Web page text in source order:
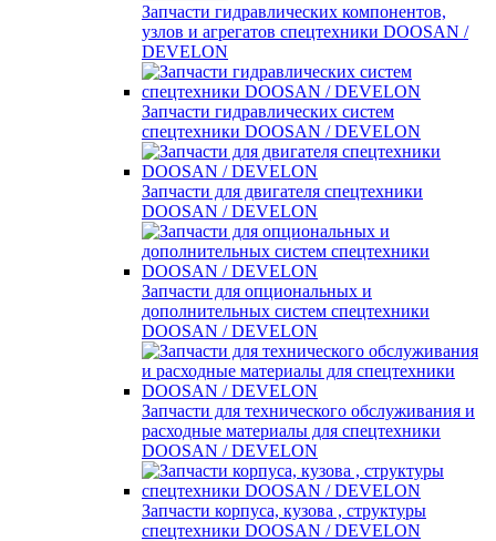
Запчасти гидравлических компонентов,
узлов и агрегатов спецтехники DOOSAN /
DEVELON
Запчасти гидравлических систем
спецтехники DOOSAN / DEVELON
Запчасти для двигателя спецтехники
DOOSAN / DEVELON
Запчасти для опциональных и
дополнительных систем спецтехники
DOOSAN / DEVELON
Запчасти для технического обслуживания и
расходные материалы для спецтехники
DOOSAN / DEVELON
Запчасти корпуса, кузова , структуры
спецтехники DOOSAN / DEVELON